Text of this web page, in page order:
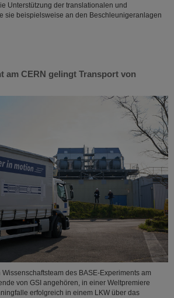
Unterstützung der translationalen und
sie beispielsweise an den Beschleunigeranlagen
am CERN gelingt Transport von
des BASE-Experiments am
von GSI angehören, in einer Weltpremiere
erfolgreich in einem LKW über das